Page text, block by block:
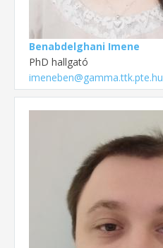
Benabdelghani Imene
PhD hallgató
imeneben@gamma.ttk.pte.hu